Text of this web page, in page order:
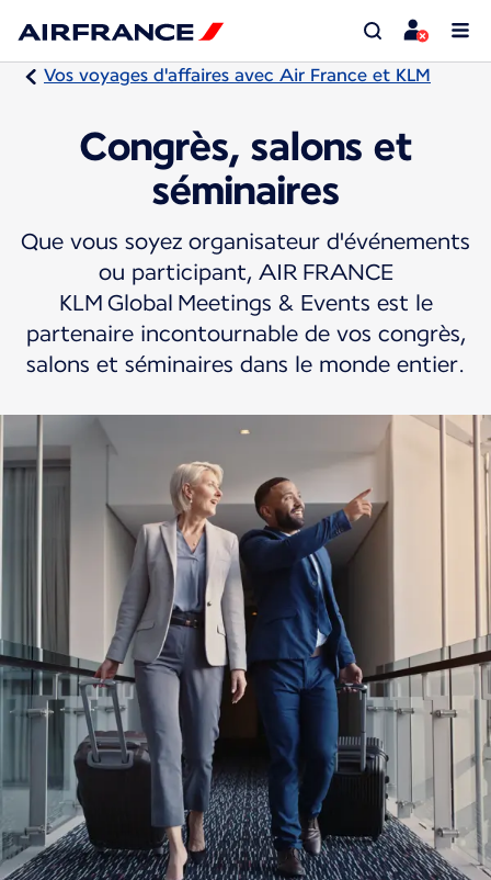
Vos voyages d'affaires avec Air France et KLM
Congrès, salons et
séminaires
Que vous soyez organisateur d'événements
ou participant, AIR FRANCE
KLM Global Meetings & Events est le
partenaire incontournable de vos congrès,
salons et séminaires dans le monde entier.